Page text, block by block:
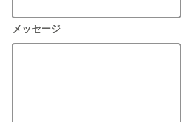
メッセージ